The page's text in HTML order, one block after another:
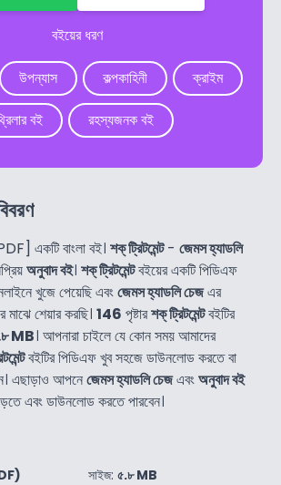
বইয়ের ধরণ
উপন্যাস কল্পকাহিনী
ক্রাইম
বই
রহস্যজনক বই
একটি বাংলা বই। শক্ ট্রিটমেন্ট- জেমস হ্যাডলি
অনুবাদ বই। শক্ ট্রিটমেন্টবইয়ের একটি পিডিএফ
খুজে পেয়েছি এবংজেমস হ্যাডলি চেজএর
শেয়ার করছি। 146 পৃষ্টারশক্ ট্রিটমেন্টবইটির
MB। আপনারা চাইলে যে কোন সময় আমাদের
বইটির পিডিএফ খুব সহজে ডাউনলোড করতে বা
এছাড়াও আপনেজেমস হ্যাডলি চেজএবংঅনুবাদ বই
এবং ডাউনলোড করতে পারবেন।
সাইজ: ৫.৮ MB